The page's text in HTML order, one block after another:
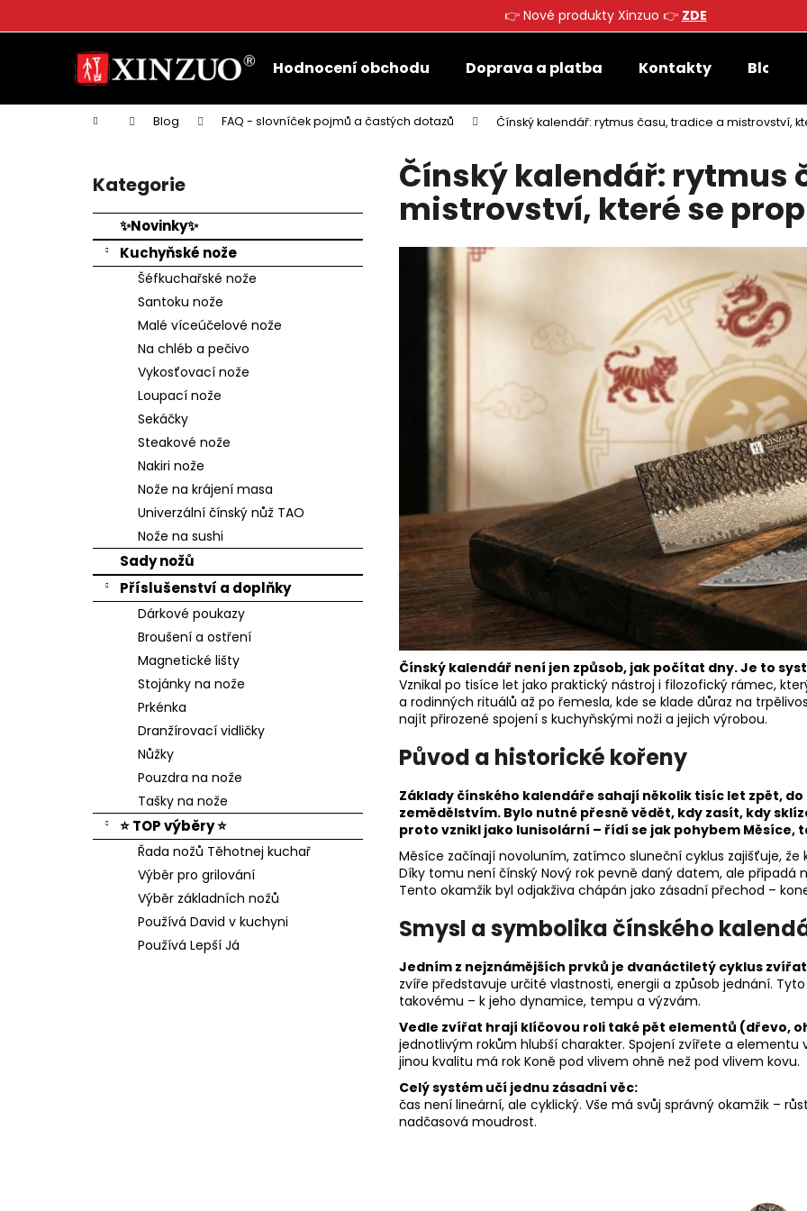
👉 Nové produkty Xinzuo 👉 ZDE
Hodnocení obchodu Doprava a platba Kontakty Blog
Domů Blog FAQ - slovníček pojmů a častých dotazů Čínský kalendář: rytmus času, tradice a mistrovství,
Přeskočit
kategorie
Kategorie
✨Novinky✨
Kuchyňské nože
Šéfkuchařské nože
Santoku nože
Malé víceúčelové nože
Na chléb a pečivo
Vykosťovací nože
Loupací nože
Sekáčky
Steakové nože
Nakiri nože
Nože na krájení masa
Univerzální čínský nůž TAO
Nože na sushi
Sady nožů
Příslušenství a doplňky
Dárkové poukazy
Broušení a ostření
Magnetické lišty
Stojánky na nože
Prkénka
Dranžírovací vidličky
Nůžky
Pouzdra na nože
Tašky na nože
⭐ TOP výběry ⭐
Řada nožů Těhotnej kuchař
Výběr pro grilování
Výběr základních nožů
Používá David v kuchyni
Používá Lepší Já
Čínský kalendář: rytmus
mistrovství, které se
Čínský kalendář není jen způsob, jak počítat dny. Je to
Vznikal po tisíce let jako praktický nástroj i filozofický rámec,
a rodinných rituálů až po řemesla, kde se klade důraz na
najít přirozené spojení s kuchyňskými noži a jejich výrobou.
Původ a historické kořeny
Základy čínského kalendáře sahají několik tisíc let zpět,
zemědělstvím. Bylo nutné přesně vědět, kdy zasít, kdy
proto vznikl jako lunisolární – řídí se jak pohybem Měsíce,
Měsíce začínají novoluním, zatímco sluneční cyklus zajišťuje,
Díky tomu není čínský Nový rok pevně daný datem, ale
Tento okamžik byl odjakživa chápán jako zásadní přechod –
Smysl a symbolika čínského
Jedním z nejznámějších prvků je dvanáctiletý cyklus
zvíře představuje určité vlastnosti, energii a způsob jednání.
takovému – k jeho dynamice, tempu a výzvám.
Vedle zvířat hrají klíčovou roli také pět elementů (dřevo,
jednotlivým rokům hlubší charakter. Spojení zvířete a
jinou kvalitu má rok Koně pod vlivem ohně než pod vlivem kovu.
Celý systém učí jednu zásadní věc:
čas není lineární, ale cyklický. Vše má svůj správný okamžik –
nadčasová moudrost.
o
k Co potřebujete najít?
HLEDAT
Doporučujeme